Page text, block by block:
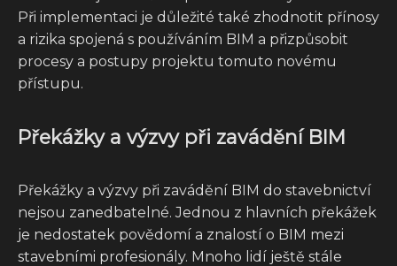
Při implementaci je důležité také zhodnotit přínosy
a rizika spojená s používáním BIM a přizpůsobit
procesy a postupy projektu tomuto novému
přístupu.
Překážky a výzvy při zavádění BIM
Překážky a výzvy při zavádění BIM do stavebnictví
nejsou zanedbatelné. Jednou z hlavních překážek
je nedostatek povědomí a znalostí o BIM mezi
stavebními profesionály. Mnoho lidí ještě stále